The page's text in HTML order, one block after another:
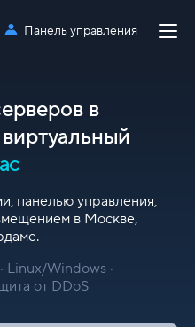
Панель управления
в
панелью управления,
в Москве,
Linux/Windows ·
от DDoS